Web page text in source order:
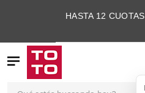
HASTA 12